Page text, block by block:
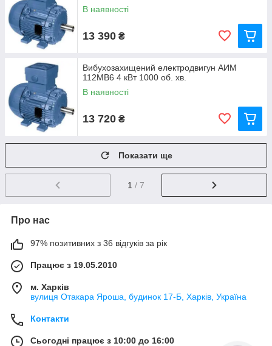
В наявності
13 390 ₴
Вибухозахищений електродвигун АИМ
112МВ6 4 кВт 1000 об. хв.
В наявності
13 720 ₴
Показати ще
1 / 7
Про нас
97% позитивних з 36 відгуків за рік
Працює з 19.05.2010
м. Харків
вулиця Отакара Яроша, будинок 17-Б, Харків, Україна
Контакти
Сьогодні працює з 10:00 до 16:00